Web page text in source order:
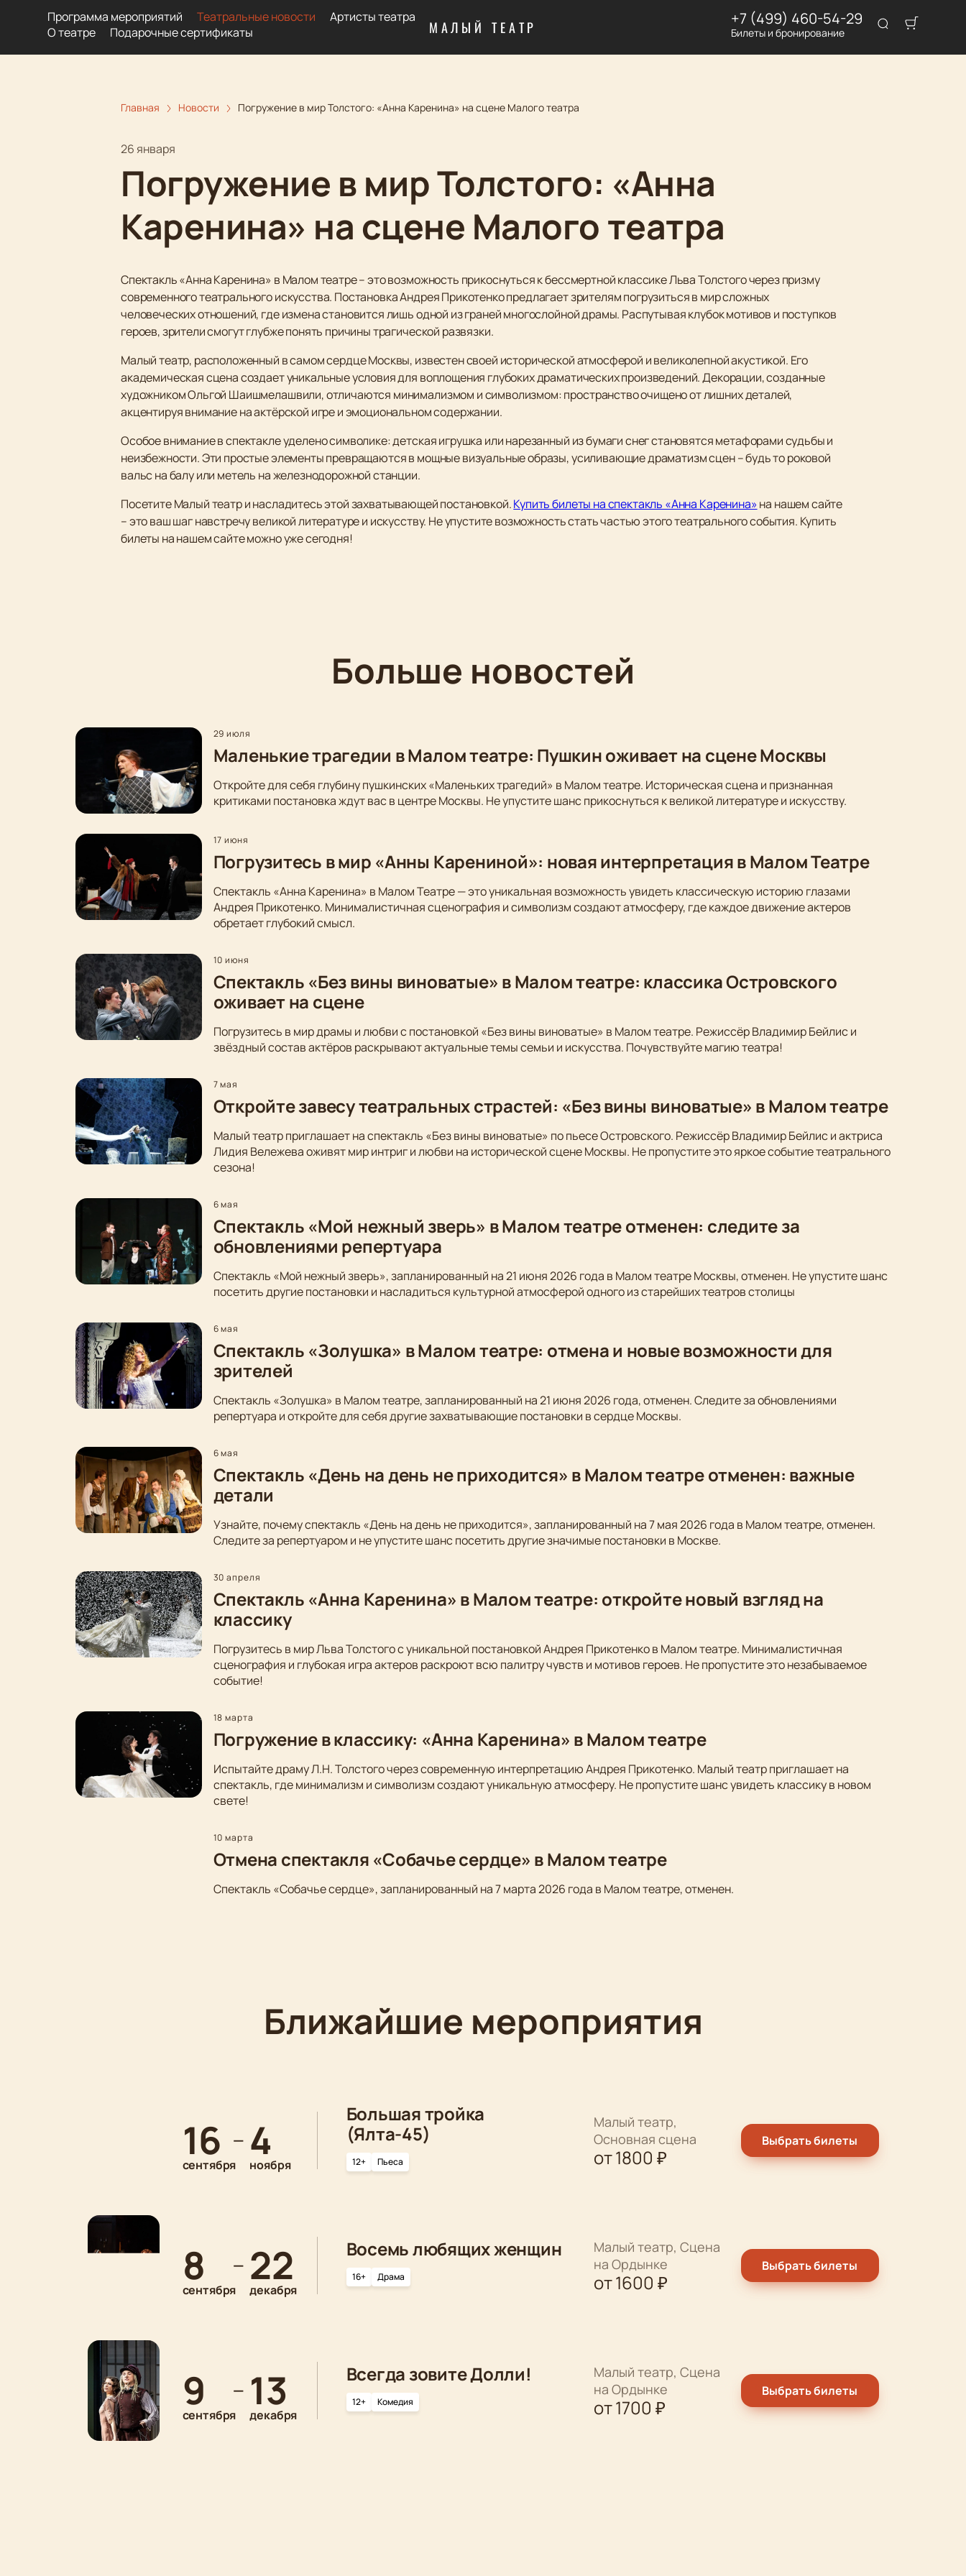
МАЛЫЙ ТЕАТР
Программа мероприятий Театральные новости
Артисты театра
О театре
Подарочные сертификаты
+7 (499) 460-54-29
Билеты и бронирование
Главная Новости Погружение в мир Толстого: «Анна Каренина» на сцене Малого театра
26 января
Погружение в мир Толстого: «Анна
Каренина» на сцене Малого театра
Спектакль «Анна Каренина» в Малом театре – это возможность прикоснуться к бессмертной классике Льва Толстого через призму
современного театрального искусства. Постановка Андрея Прикотенко предлагает зрителям погрузиться в мир сложных
человеческих отношений, где измена становится лишь одной из граней многослойной драмы. Распутывая клубок мотивов и поступков
героев, зрители смогут глубже понять причины трагической развязки.
Малый театр, расположенный в самом сердце Москвы, известен своей исторической атмосферой и великолепной акустикой. Его
академическая сцена создает уникальные условия для воплощения глубоких драматических произведений. Декорации, созданные
художником Ольгой Шаишмелашвили, отличаются минимализмом и символизмом: пространство очищено от лишних деталей,
акцентируя внимание на актёрской игре и эмоциональном содержании.
Особое внимание в спектакле уделено символике: детская игрушка или нарезанный из бумаги снег становятся метафорами судьбы и
неизбежности. Эти простые элементы превращаются в мощные визуальные образы, усиливающие драматизм сцен – будь то роковой
вальс на балу или метель на железнодорожной станции.
Посетите Малый театр и насладитесь этой захватывающей постановкой.Купить билеты на спектакль «Анна Каренина»на нашем сайте
– это ваш шаг навстречу великой литературе и искусству. Не упустите возможность стать частью этого театрального события. Купить
билеты на нашем сайте можно уже сегодня!
Больше новостей
29 июля
Маленькие трагедии в Малом театре: Пушкин оживает на сцене Москвы
Откройте для себя глубину пушкинских «Маленьких трагедий» в Малом театре. Историческая сцена и признанная
критиками постановка ждут вас в центре Москвы. Не упустите шанс прикоснуться к великой литературе и искусству.
17 июня
Погрузитесь в мир «Анны Карениной»: новая интерпретация в Малом Театре
Спектакль «Анна Каренина» в Малом Театре — это уникальная возможность увидеть классическую историю глазами
Андрея Прикотенко. Минималистичная сценография и символизм создают атмосферу, где каждое движение актеров
обретает глубокий смысл.
10 июня
Спектакль «Без вины виноватые» в Малом театре: классика Островского
оживает на сцене
Погрузитесь в мир драмы и любви с постановкой «Без вины виноватые» в Малом театре. Режиссёр Владимир Бейлис и
звёздный состав актёров раскрывают актуальные темы семьи и искусства. Почувствуйте магию театра!
7 мая
Откройте завесу театральных страстей: «Без вины виноватые» в Малом театре
Малый театр приглашает на спектакль «Без вины виноватые» по пьесе Островского. Режиссёр Владимир Бейлис и актриса
Лидия Вележева оживят мир интриг и любви на исторической сцене Москвы. Не пропустите это яркое событие театрального
сезона!
6 мая
Спектакль «Мой нежный зверь» в Малом театре отменен: следите за
обновлениями репертуара
Спектакль «Мой нежный зверь», запланированный на 21 июня 2026 года в Малом театре Москвы, отменен. Не упустите шанс
посетить другие постановки и насладиться культурной атмосферой одного из старейших театров столицы
6 мая
Спектакль «Золушка» в Малом театре: отмена и новые возможности для
зрителей
Спектакль «Золушка» в Малом театре, запланированный на 21 июня 2026 года, отменен. Следите за обновлениями
репертуара и откройте для себя другие захватывающие постановки в сердце Москвы.
6 мая
Спектакль «День на день не приходится» в Малом театре отменен: важные
детали
Узнайте, почему спектакль «День на день не приходится», запланированный на 7 мая 2026 года в Малом театре, отменен.
Следите за репертуаром и не упустите шанс посетить другие значимые постановки в Москве.
30 апреля
Спектакль «Анна Каренина» в Малом театре: откройте новый взгляд на
классику
Погрузитесь в мир Льва Толстого с уникальной постановкой Андрея Прикотенко в Малом театре. Минималистичная
сценография и глубокая игра актеров раскроют всю палитру чувств и мотивов героев. Не пропустите это незабываемое
событие!
18 марта
Погружение в классику: «Анна Каренина» в Малом театре
Испытайте драму Л.Н. Толстого через современную интерпретацию Андрея Прикотенко. Малый театр приглашает на
спектакль, где минимализм и символизм создают уникальную атмосферу. Не пропустите шанс увидеть классику в новом
свете!
10 марта
Отмена спектакля «Собачье сердце» в Малом театре
Спектакль «Собачье сердце», запланированный на 7 марта 2026 года в Малом театре, отменен.
Ближайшие мероприятия
16
сентября
— 4
ноября
Большая тройка
(Ялта-45)
12+ Пьеса
Малый театр,
Основная сцена
от1800 ₽
Выбрать билеты
8
сентября
— 22
декабря
Восемь любящих женщин
16+ Драма
Малый театр, Сцена
на Ордынке
от1600 ₽
Выбрать билеты
9
сентября
— 13
декабря
Всегда зовите Долли!
12+ Комедия
Малый театр, Сцена
на Ордынке
от1700 ₽
Выбрать билеты